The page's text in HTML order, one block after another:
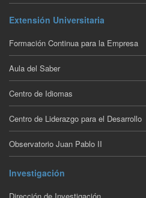
Extensión Universitaria
Formación Continua para la Empresa
Aula del Saber
Centro de Idiomas
Centro de Liderazgo para el Desarrollo
Observatorio Juan Pablo II
Investigación